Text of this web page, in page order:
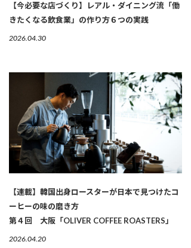
【今必要な店づくり】レアル・ダイニング流「働
きたくなる飲食業」の作り方６つの実践
2026.04.30
【連載】韓国出身ロースターが日本で見つけたコ
ーヒーの味の磨き方
第４回 大阪「OLIVER COFFEE ROASTERS」
2026.04.20